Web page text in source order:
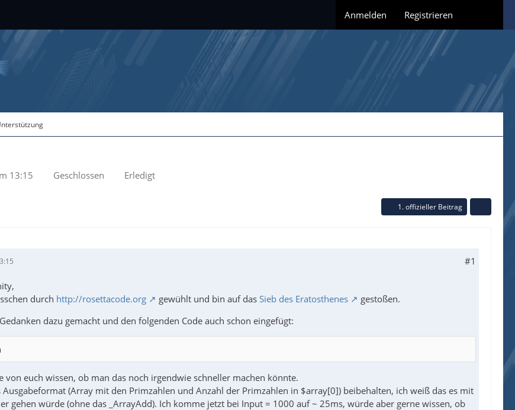
Anmelden Registrieren
13:15 Geschlossen Erledigt
1. offizieller Beitrag
#1
durch http://rosettacode.org gewühlt und bin auf das Sieb des Eratosthenes
gestoßen.
dazu gemacht und den folgenden Code auch schon eingefügt:
von euch wissen, ob man das noch irgendwie schneller machen könnte.
Ausgabeformat (Array mit den Primzahlen und Anzahl der Primzahlen in $array[0]) beibehalten, ich weiß das es mit
gehen würde (ohne das _ArrayAdd). Ich komme jetzt bei Input = 1000 auf ~ 25ms, würde aber gerne wissen, ob